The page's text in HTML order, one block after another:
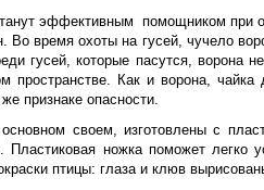
эффективным помощником при
Во время охоты на гусей, чучело
гусей, которые пасутся, ворона
пространстве. Как и ворона,
признаке опасности.
своем, изготовлены с
Пластиковая ножка поможет легко
птицы: глаза и клюв